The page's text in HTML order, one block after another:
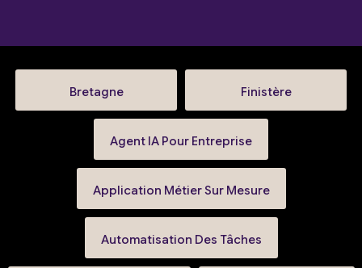
Bretagne Finistère
Agent IA Pour Entreprise
Application Métier Sur Mesure
Automatisation Des Tâches